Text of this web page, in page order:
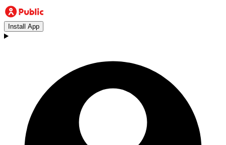
Install App